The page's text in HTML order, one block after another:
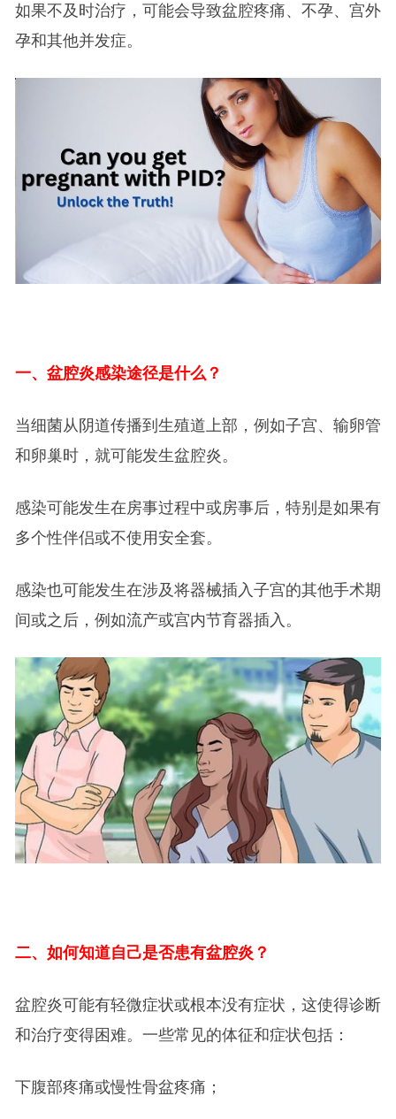
如果不及时治疗，可能会导致盆腔疼痛、不孕、宫外
孕和其他并发症。
一、 盆腔炎感染途径是什么？
当细菌从阴道传播到生殖道上部，例如子宫、输卵管
和卵巢时，就可能发生盆腔炎。
感染可能发生在房事过程中或房事后，特别是如果有
多个性伴侣或不使用安全套。
感染也可能发生在涉及将器械插入子宫的其他手术期
间或之后，例如流产或宫内节育器插入。
二、如何知道自己是否患有盆腔炎？
盆腔炎可能有轻微症状或根本没有症状，这使得诊断
和治疗变得困难。一些常见的体征和症状包括：
下腹部疼痛或慢性骨盆疼痛；